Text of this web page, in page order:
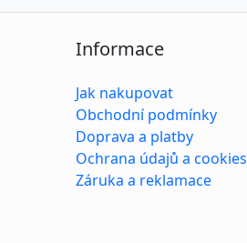
Informace
Jak nakupovat
Obchodní podmínky
Doprava a platby
Ochrana údajů a cookies
Záruka a reklamace